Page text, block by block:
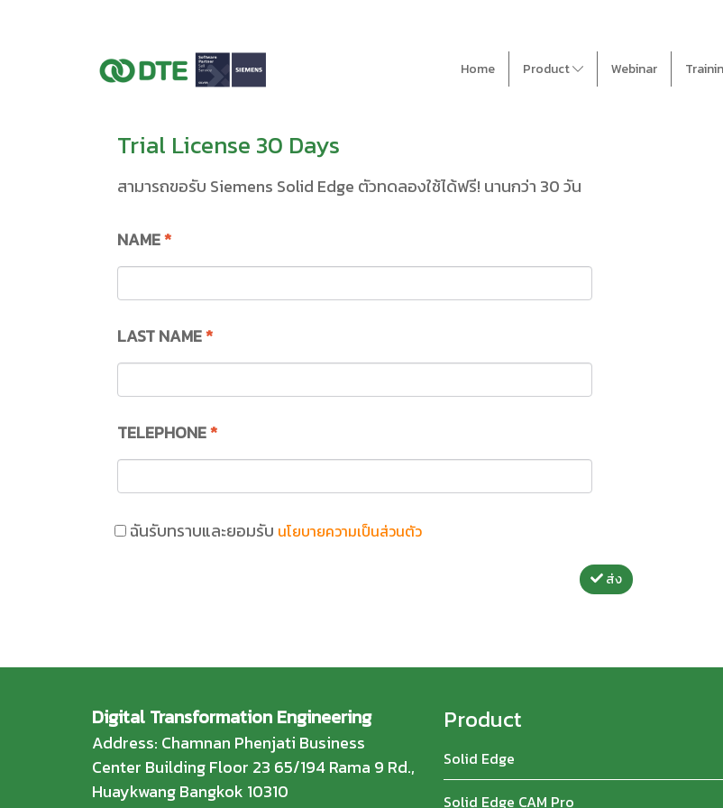
Home Product Webinar
Trial License 30 Days
สามารถขอรับ Siemens Solid Edge ตัวทดลองใช้ได้ฟรี! นานกว่า 30 วัน
NAME*
LAST NAME*
TELEPHONE*
ฉันรับทราบและยอมรับ นโยบายความเป็นส่วนตัว
ส่ง
Digital Transformation Engineering
Address: Chamnan Phenjati Business
Center Building Floor 23 65/194 Rama 9 Rd.,
Huaykwang Bangkok 10310
Product
Solid Edge
Solid Edge CAM Pro